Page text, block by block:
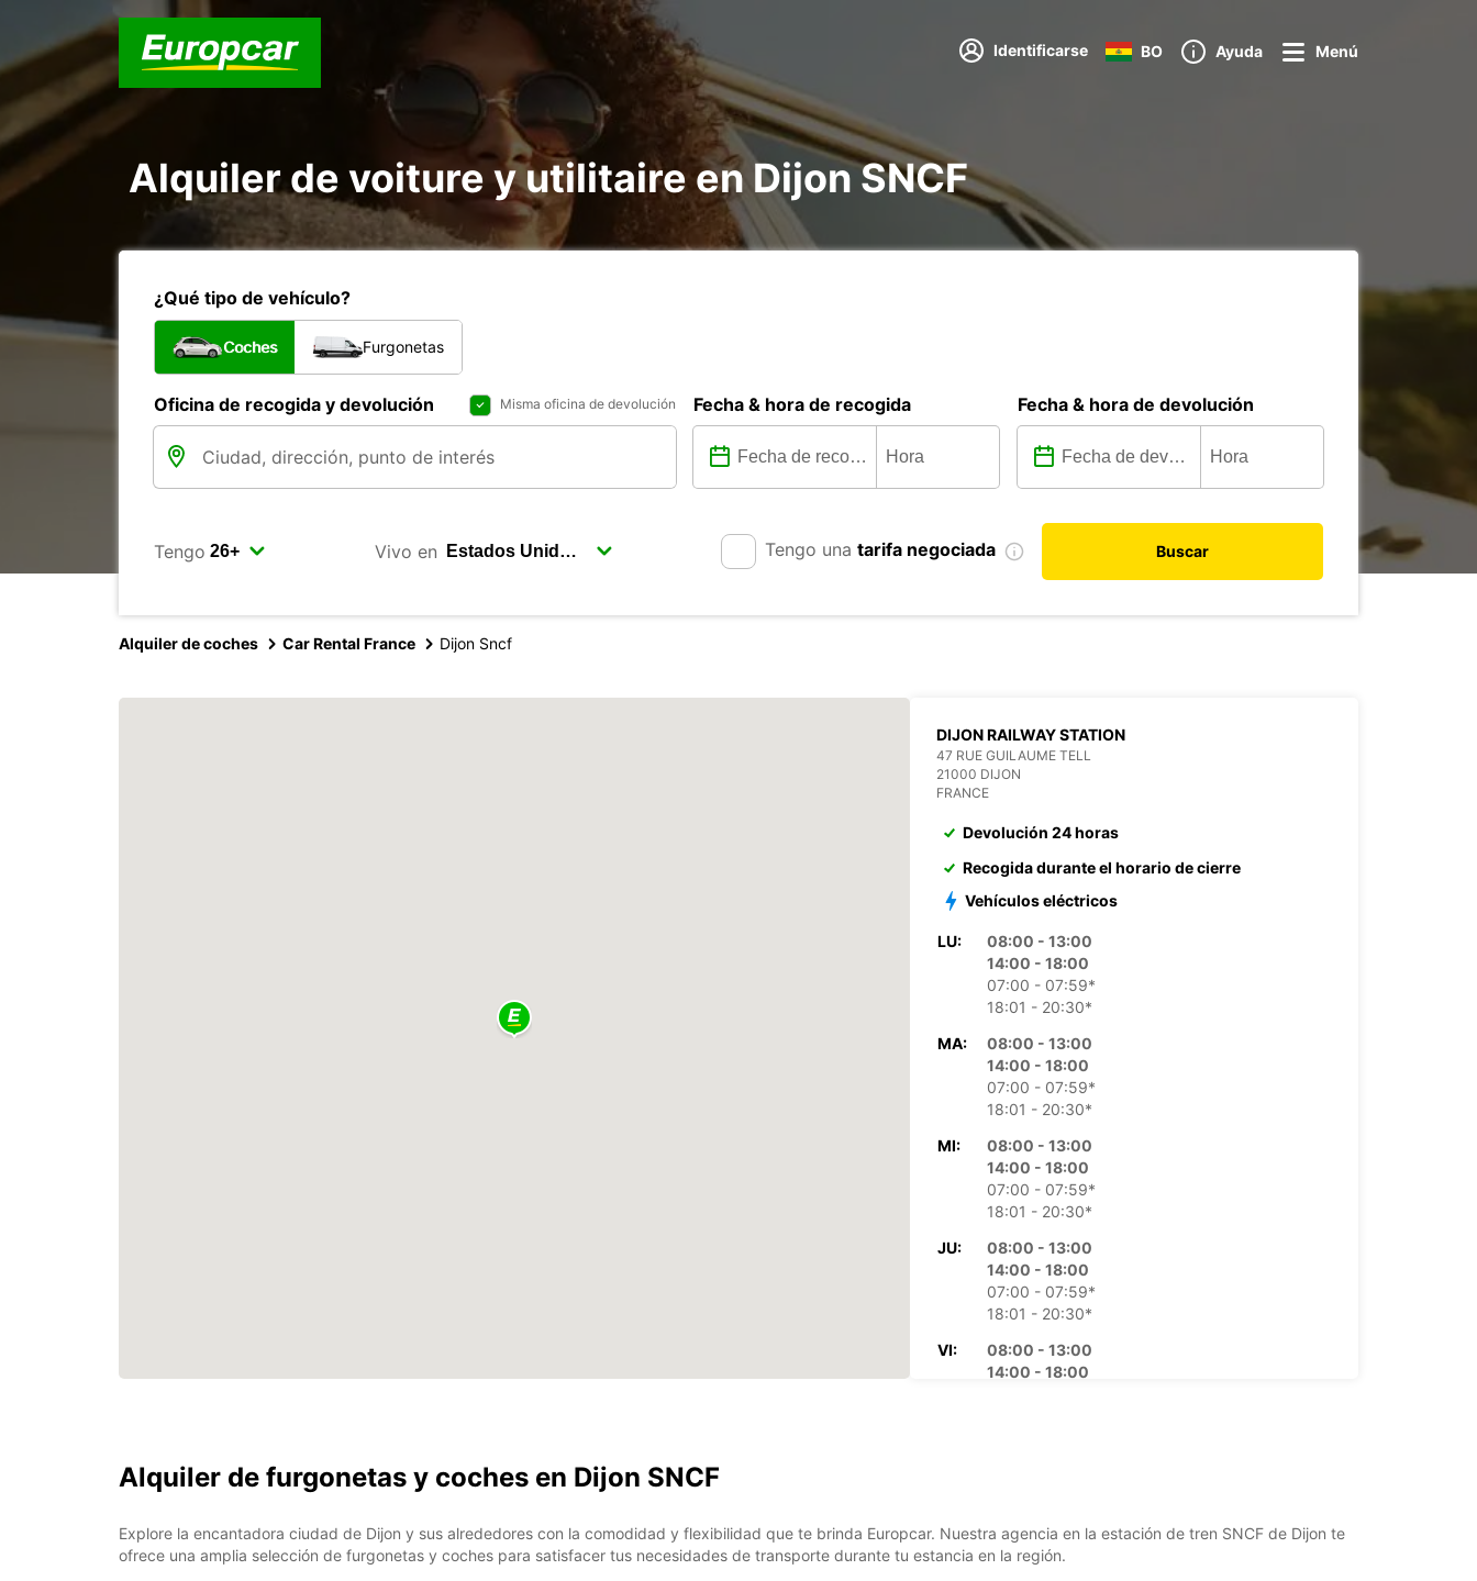
Identificarse BO Ayuda Menú
Alquiler de voiture y utilitaire en Dijon SNCF
¿Qué tipo de vehículo?
Coches Furgonetas
Oficina de recogida y devolución Misma oficina de devolución Fecha & hora de recogida Fecha & hora de devolución
Tengo Vivo en Tengo una tarifa negociada Buscar
Alquiler de coches Car Rental France Dijon Sncf
DIJON RAILWAY STATION
47 RUE GUILAUME TELL
21000 DIJON
FRANCE
Devolución 24 horas
Recogida durante el horario de cierre
Vehículos eléctricos
LU:
08:00 - 13:00
14:00 - 18:00
07:00 - 07:59*
18:01 - 20:30*
MA:
08:00 - 13:00
14:00 - 18:00
07:00 - 07:59*
18:01 - 20:30*
MI:
08:00 - 13:00
14:00 - 18:00
07:00 - 07:59*
18:01 - 20:30*
JU:
08:00 - 13:00
14:00 - 18:00
07:00 - 07:59*
18:01 - 20:30*
VI:
08:00 - 13:00
14:00 - 18:00
DO:
Cerrada
Alquiler de furgonetas y coches en Dijon SNCF
Explore la encantadora ciudad de Dijon y sus alrededores con la comodidad y flexibilidad que te brinda Europcar. Nuestra agencia en la estación de tren SNCF de Dijon te
ofrece una amplia selección de furgonetas y coches para satisfacer tus necesidades de transporte durante tu estancia en la región.